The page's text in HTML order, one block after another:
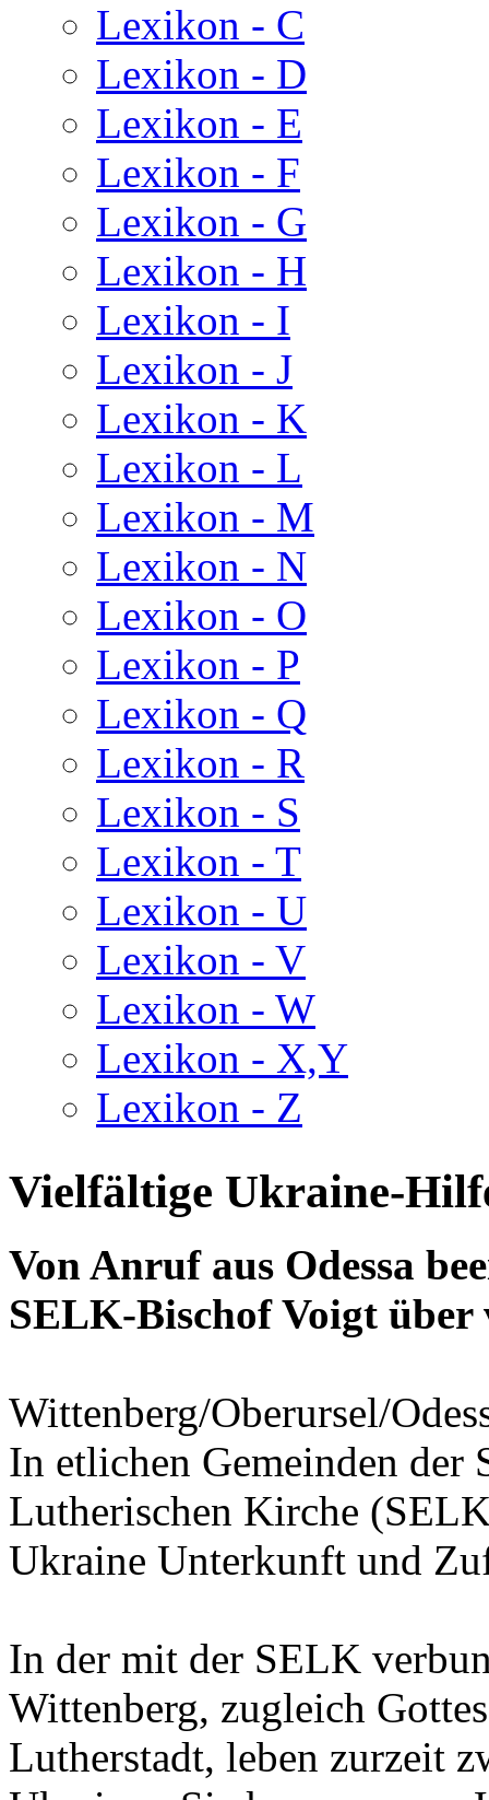
Lexikon - C
Lexikon - D
Lexikon - E
Lexikon - F
Lexikon - G
Lexikon - H
Lexikon - I
Lexikon - J
Lexikon - K
Lexikon - L
Lexikon - M
Lexikon - N
Lexikon - O
Lexikon - P
Lexikon - Q
Lexikon - R
Lexikon - S
Lexikon - T
Lexikon - U
Lexikon - V
Lexikon - W
Lexikon - X,Y
Lexikon - Z
Vielfältige Ukraine-
Von Anruf aus Odessa
SELK-Bischof Voigt
Wittenberg/Oberursel/
In etlichen Gemeinden der
Lutherischen Kirche
Ukraine Unterkunft und
In der mit der SELK
Wittenberg, zugleich
Lutherstadt, leben zurzeit